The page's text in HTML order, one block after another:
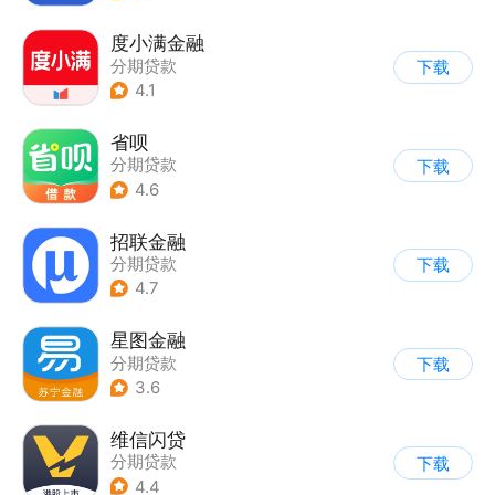
度小满金融
分期贷款
4.1
下载
省呗
分期贷款
4.6
下载
招联金融
分期贷款
4.7
下载
星图金融
分期贷款
3.6
下载
维信闪贷
分期贷款
4.4
下载